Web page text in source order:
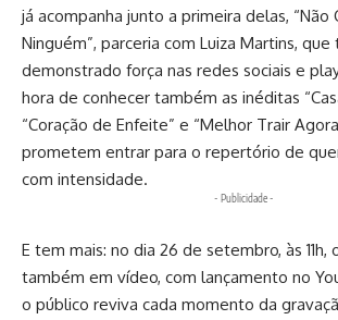
já acompanha junto a primeira delas, “Não
Ninguém”, parceria com Luiza Martins, que
demonstrado força nas redes sociais e
hora de conhecer também as inéditas
“Coração de Enfeite” e “Melhor Trair
prometem entrar para o repertório de
com intensidade.
- Publicidade -
E tem mais: no dia 26 de setembro, às
também em vídeo, com lançamento no
o público reviva cada momento da